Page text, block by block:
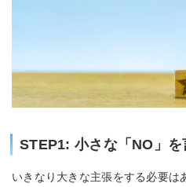
STEP1: 小さな「NO」
いきなり大きな主張をする必要は